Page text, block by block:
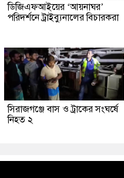
ডিজিএফআইয়ের ‘আয়নাঘর’
পরিদর্শনে ট্রাইব্যুনালের বিচারকরা
সিরাজগঞ্জে বাস ও ট্রাকের সংঘর্ষে
নিহত ২